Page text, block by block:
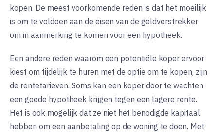
kopen. De meest voorkomende reden is dat het moeilijk
is om te voldoen aan de eisen van de geldverstrekker
om in aanmerking te komen voor een hypotheek.
Een andere reden waarom een potentiële koper ervoor
kiest om tijdelijk te huren met de optie om te kopen, zijn
de rentetarieven. Soms kan een koper door te wachten
een goede hypotheek krijgen tegen een lagere rente.
Het is ook mogelijk dat ze niet het benodigde kapitaal
hebben om een aanbetaling op de woning te doen. Met